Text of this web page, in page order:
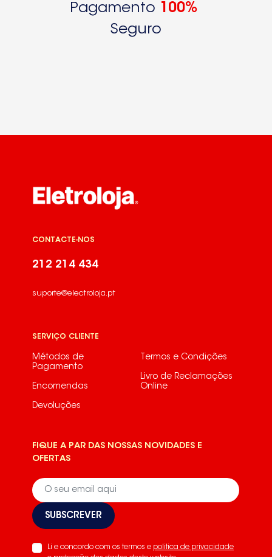
Pagamento
100%
Seguro
CONTACTE-NOS
212 214 434
suporte@electroloja.pt
SERVIÇO CLIENTE
Métodos de
Pagamento
Encomendas
Devoluções
Termos e Condições
Livro de Reclamações
Online
FIQUE A PAR DAS NOSSAS NOVIDADES E
OFERTAS
SUBSCREVER
Li e concordo com os termos e politica de privacidade